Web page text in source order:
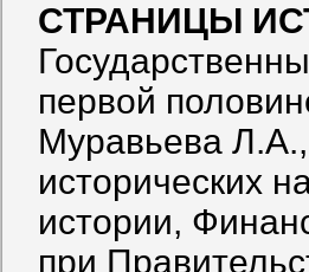
СТРАНИЦЫ
первой
Муравьева
исторических
истории,
при